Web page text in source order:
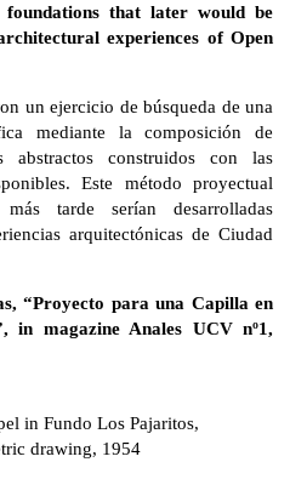
that later would be
experiences of Open
un ejercicio de búsqueda de una
mediante la composición de
abstractos construidos con las
Este método proyectual
tarde serían desarrolladas
arquitectónicas de Ciudad
“Proyecto para una Capilla en
in magazine Anales UCV nº1,
in Fundo Los Pajaritos,
drawing, 1954